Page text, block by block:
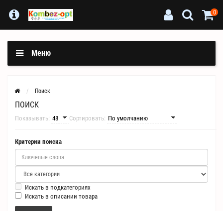
0
Меню
Поиск
ПОИСК
Показывать: Сортировать:
Критерии поиска
Искать в подкатегориях
Искать в описании товара